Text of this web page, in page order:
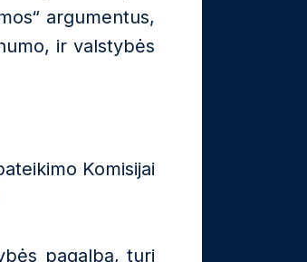
“ argumentus,
ir valstybės
Komisijai
pagalbą, turi